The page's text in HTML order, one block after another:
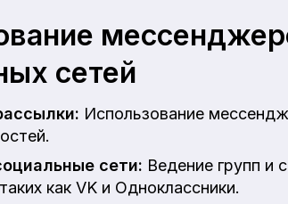
сетей
Использование
сети: Ведение групп и
как VK и Одноклассники.